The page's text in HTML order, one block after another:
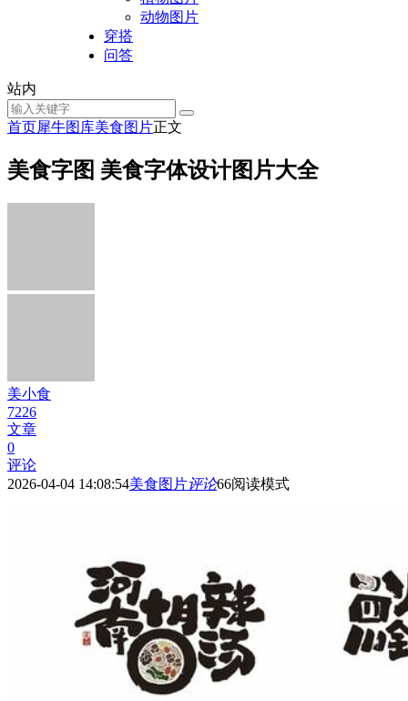
动物图片
穿搭
问答
站内
首页犀牛图库美食图片正文
美食字图 美食字体设计图片大全
美小食
7226
文章
0
评论
2026-04-04 14:08:54美食图片评论66阅读模式